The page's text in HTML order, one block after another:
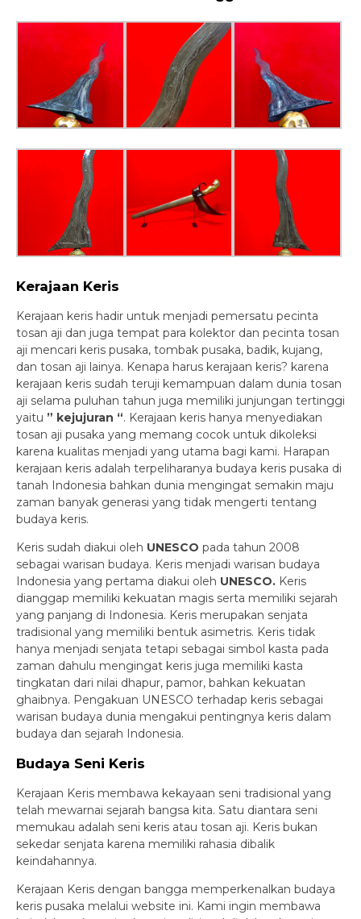
Kerajaan Keris
Kerajaan keris hadir untuk menjadi pemersatu pecinta
tosan aji dan juga tempat para kolektor dan pecinta tosan
aji mencari keris pusaka, tombak pusaka, badik, kujang,
dan tosan aji lainya. Kenapa harus kerajaan keris? karena
kerajaan keris sudah teruji kemampuan dalam dunia tosan
aji selama puluhan tahun juga memiliki junjungan tertinggi
yaitu ” kejujuran “. Kerajaan keris hanya menyediakan
tosan aji pusaka yang memang cocok untuk dikoleksi
karena kualitas menjadi yang utama bagi kami. Harapan
kerajaan keris adalah terpeliharanya budaya keris pusaka di
tanah Indonesia bahkan dunia mengingat semakin maju
zaman banyak generasi yang tidak mengerti tentang
budaya keris.
Keris sudah diakui oleh UNESCO pada tahun 2008
sebagai warisan budaya. Keris menjadi warisan budaya
Indonesia yang pertama diakui oleh UNESCO. Keris
dianggap memiliki kekuatan magis serta memiliki sejarah
yang panjang di Indonesia. Keris merupakan senjata
tradisional yang memiliki bentuk asimetris. Keris tidak
hanya menjadi senjata tetapi sebagai simbol kasta pada
zaman dahulu mengingat keris juga memiliki kasta
tingkatan dari nilai dhapur, pamor, bahkan kekuatan
ghaibnya. Pengakuan UNESCO terhadap keris sebagai
warisan budaya dunia mengakui pentingnya keris dalam
budaya dan sejarah Indonesia.
Budaya Seni Keris
Kerajaan Keris membawa kekayaan seni tradisional yang
telah mewarnai sejarah bangsa kita. Satu diantara seni
memukau adalah seni keris atau tosan aji. Keris bukan
sekedar senjata karena memiliki rahasia dibalik
keindahannya.
Kerajaan Keris dengan bangga memperkenalkan budaya
keris pusaka melalui website ini. Kami ingin membawa